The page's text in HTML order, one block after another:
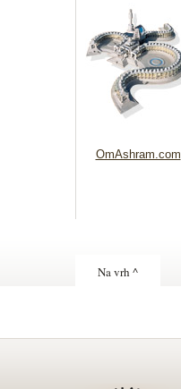
OmAshram.com
Na vrh ^